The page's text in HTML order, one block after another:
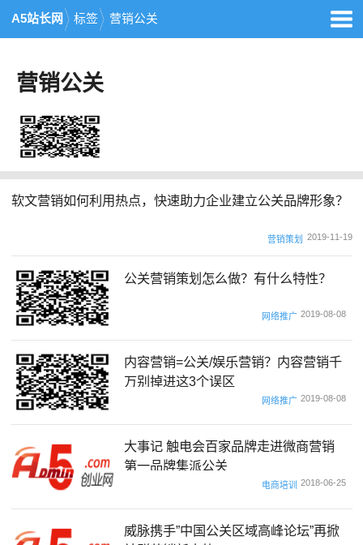
A5站长网 标签 营销公关
营销公关
软文营销如何利用热点，快速助力企业建立公关品牌形象？
营销策划 2019-11-19
公关营销策划怎么做？有什么特性？
网络推广 2019-08-08
内容营销=公关/娱乐营销？内容营销千
万别掉进这3个误区
网络推广 2019-08-08
大事记 触电会百家品牌走进微商营销
第一品牌集派公关
电商培训 2018-06-25
威脉携手”中国公关区域高峰论坛”再掀